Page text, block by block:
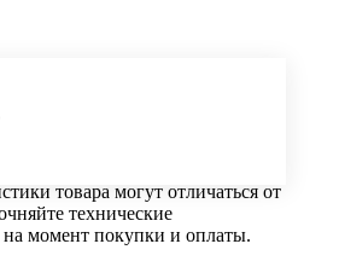
товара могут отличаться от
технические
на момент покупки и оплаты.